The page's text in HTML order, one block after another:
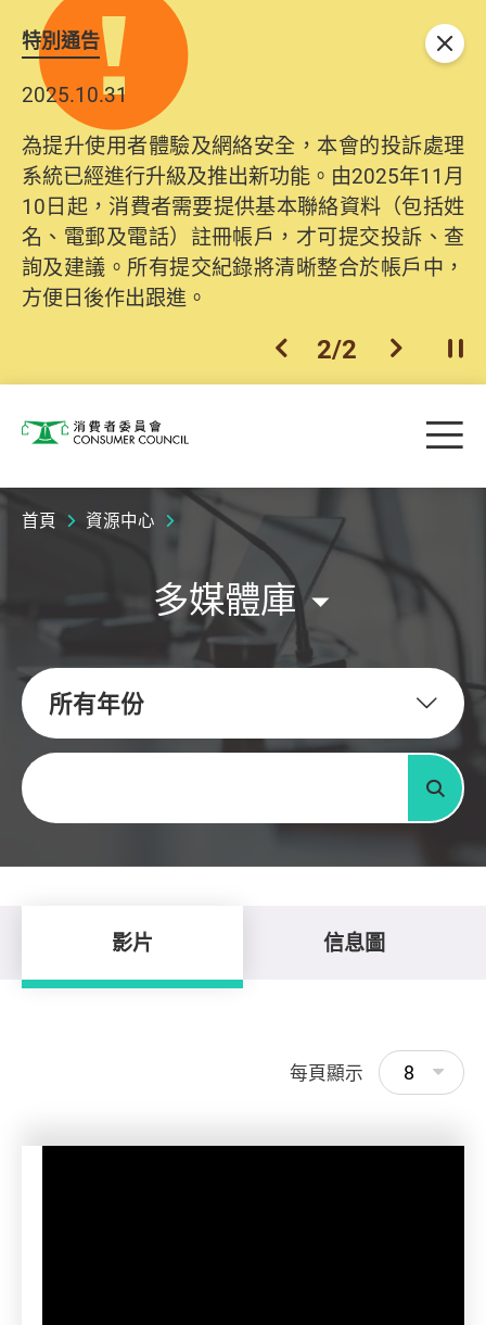
特別通告
2025.10.31
為提升使用者體驗及網絡安全，本會的投訴處理
系統已經進行升級及推出新功能。由2025年11月
10日起，消費者需要提供基本聯絡資料（包括姓
名、電郵及電話）註冊帳戶，才可提交投訴、查
詢及建議。所有提交紀錄將清晰整合於帳戶中，
方便日後作出跟進。
上一個
2/2 下一個開
關閉
消費者委員會 目
首頁 資源中心
多媒體庫
所有年份
關鍵字
搜尋
影片 信息圖
每頁顯示 8